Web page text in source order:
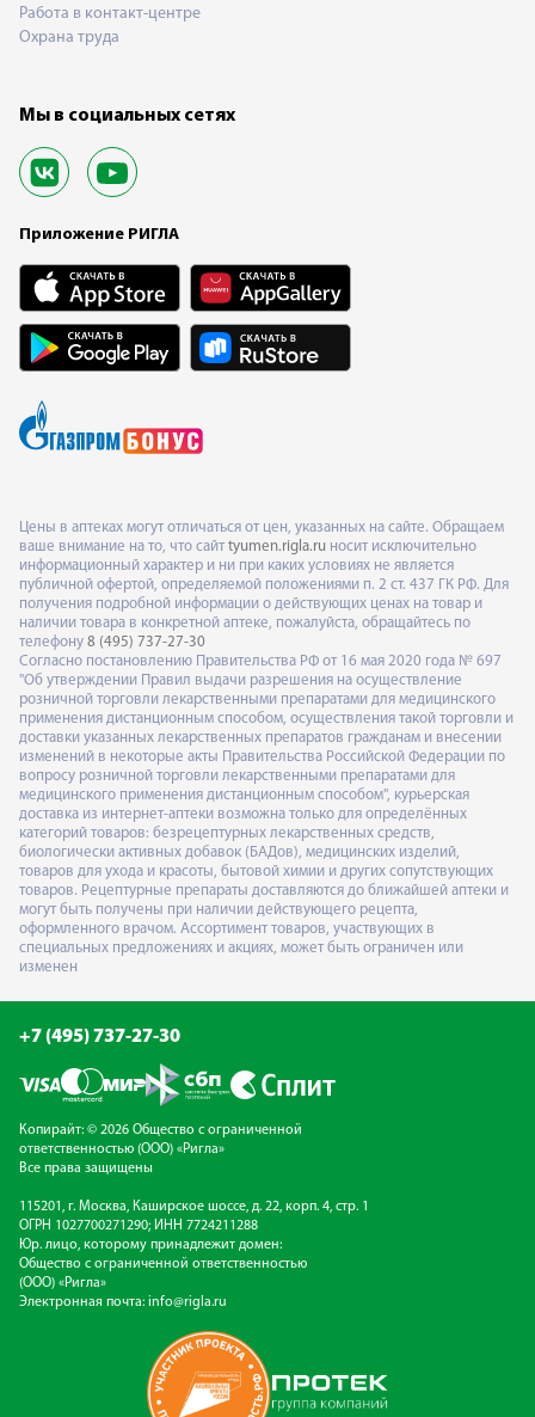
Работа в контакт-центре
Охрана труда
Мы в социальных сетях
Приложение РИГЛА
Цены в аптеках могут отличаться от цен, указанных на сайте. Обращаем
ваше внимание на то, что сайт tyumen.rigla.ru носит исключительно
информационный характер и ни при каких условиях не является
публичной офертой, определяемой положениями п. 2 ст. 437 ГК РФ. Для
получения подробной информации о действующих ценах на товар и
наличии товара в конкретной аптеке, пожалуйста, обращайтесь по
телефону 8 (495) 737-27-30
Согласно постановлению Правительства РФ от 16 мая 2020 года № 697
"Об утверждении Правил выдачи разрешения на осуществление
розничной торговли лекарственными препаратами для медицинского
применения дистанционным способом, осуществления такой торговли и
доставки указанных лекарственных препаратов гражданам и внесении
изменений в некоторые акты Правительства Российской Федерации по
вопросу розничной торговли лекарственными препаратами для
медицинского применения дистанционным способом", курьерская
доставка из интернет-аптеки возможна только для определённых
категорий товаров: безрецептурных лекарственных средств,
биологически активных добавок (БАДов), медицинских изделий,
товаров для ухода и красоты, бытовой химии и других сопутствующих
товаров. Рецептурные препараты доставляются до ближайшей аптеки и
могут быть получены при наличии действующего рецепта,
оформленного врачом. Ассортимент товаров, участвующих в
специальных предложениях и акциях, может быть ограничен или
изменен
+7 (495) 737-27-30
Копирайт: © 2026 Общество с ограниченной
ответственностью (ООО) «Ригла»
Все права защищены
115201, г. Москва, Каширское шоссе, д. 22, корп. 4, стр. 1
ОГРН 1027700271290; ИНН 7724211288
Юр. лицо, которому принадлежит домен:
Общество с ограниченной ответственностью
(ООО) «Ригла»
Электронная почта: info@rigla.ru